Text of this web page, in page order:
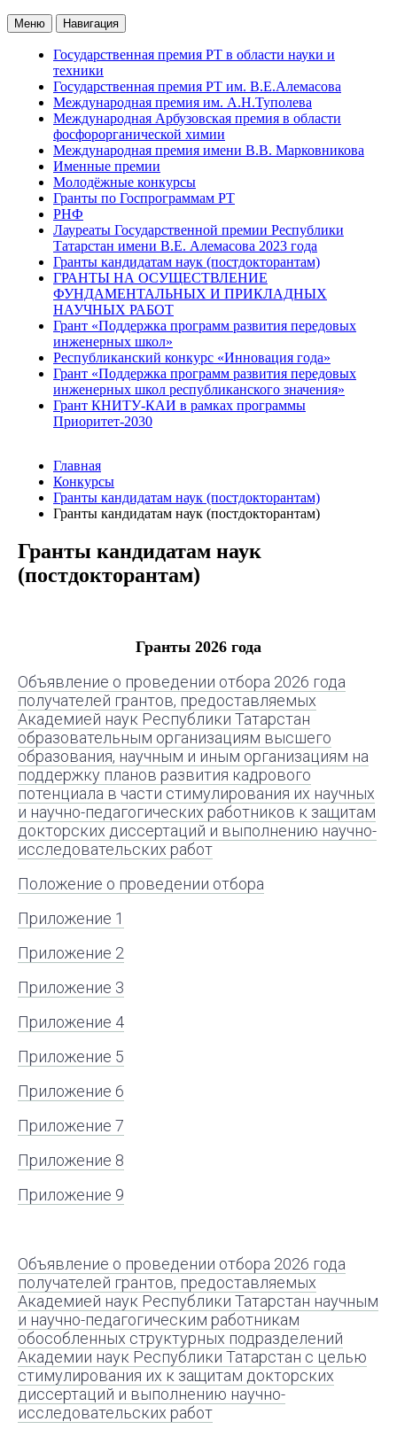
Меню Навигация
Государственная премия РТ в области науки и
техники
Государственная премия РТ им. В.Е.Алемасова
Международная премия им. А.Н.Туполева
Международная Арбузовская премия в области
фосфорорганической химии
Международная премия имени В.В. Марковникова
Именные премии
Молодёжные конкурсы
Гранты по Госпрограммам РТ
РНФ
Лауреаты Государственной премии Республики
Татарстан имени В.Е. Алемасова 2023 года
Гранты кандидатам наук (постдокторантам)
ГРАНТЫ НА ОСУЩЕСТВЛЕНИЕ
ФУНДАМЕНТАЛЬНЫХ И ПРИКЛАДНЫХ
НАУЧНЫХ РАБОТ
Грант «Поддержка программ развития передовых
инженерных школ»
Республиканский конкурс «Инновация года»
Грант «Поддержка программ развития передовых
инженерных школ республиканского значения»
Грант КНИТУ-КАИ в рамках программы
Приоритет-2030
Главная
Конкурсы
Гранты кандидатам наук (постдокторантам)
Гранты кандидатам наук (постдокторантам)
Гранты кандидатам наук
(постдокторантам)
Гранты 2026 года
Объявление о проведении отбора 2026 года
получателей грантов, предоставляемых
Академией наук Республики Татарстан
образовательным организациям высшего
образования, научным и иным организациям на
поддержку планов развития кадрового
потенциала в части стимулирования их научных
и научно-педагогических работников к защитам
докторских диссертаций и выполнению научно-
исследовательских работ
Положение о проведении отбора
Приложение 1
Приложение 2
Приложение 3
Приложение 4
Приложение 5
Приложение 6
Приложение 7
Приложение 8
Приложение 9
Объявление о проведении отбора 2026 года
получателей грантов, предоставляемых
Академией наук Республики Татарстан научным
и научно-педагогическим работникам
обособленных структурных подразделений
Академии наук Республики Татарстан с целью
стимулирования их к защитам докторских
диссертаций и выполнению научно-
исследовательских работ